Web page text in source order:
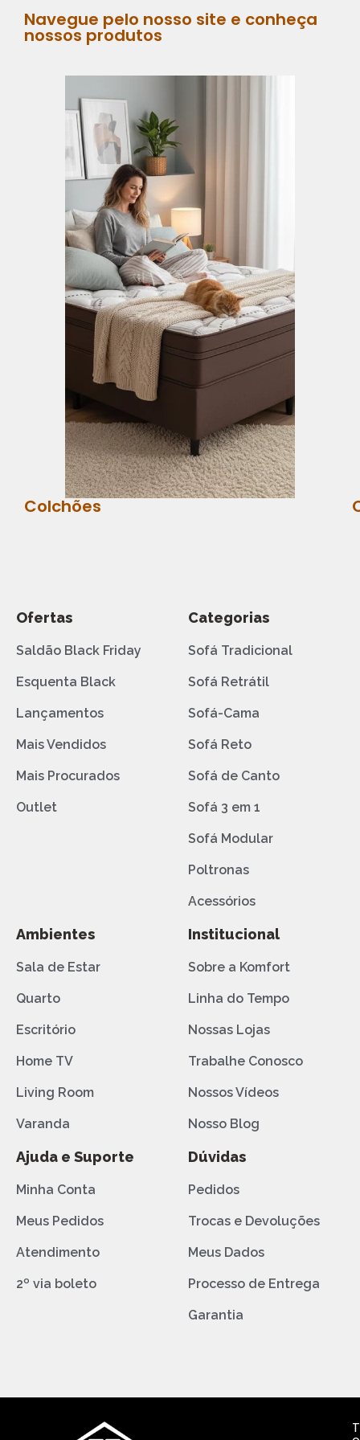
Navegue pelo nosso site e conheça
nossos produtos
Colchões
Ofertas
Saldão Black Friday
Esquenta Black
Lançamentos
Mais Vendidos
Mais Procurados
Outlet
Categorias
Sofá Tradicional
Sofá Retrátil
Sofá-Cama
Sofá Reto
Sofá de Canto
Sofá 3 em 1
Sofá Modular
Poltronas
Acessórios
Ambientes
Sala de Estar
Quarto
Escritório
Home TV
Living Room
Varanda
Institucional
Sobre a Komfort
Linha do Tempo
Nossas Lojas
Trabalhe Conosco
Nossos Vídeos
Nosso Blog
Ajuda e Suporte
Minha Conta
Meus Pedidos
Atendimento
2º via boleto
Dúvidas
Pedidos
Trocas e Devoluções
Meus Dados
Processo de Entrega
Garantia